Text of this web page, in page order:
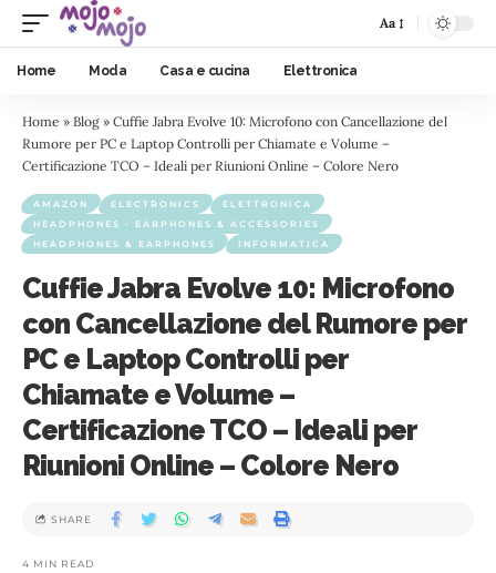
Aa
Home Moda Casa e cucina Elettronica
Home » Blog » Cuffie Jabra Evolve 10: Microfono con Cancellazione del
Rumore per PC e Laptop Controlli per Chiamate e Volume –
Certificazione TCO – Ideali per Riunioni Online – Colore Nero
AMAZON ELECTRONICS
ELETTRONICA
HEADPHONES - EARPHONES & ACCESSORIES
HEADPHONES & EARPHONES
INFORMATICA
Cuffie Jabra Evolve 10: Microfono
con Cancellazione del Rumore per
PC e Laptop Controlli per
Chiamate e Volume –
Certificazione TCO – Ideali per
Riunioni Online – Colore Nero
4 MIN READ
SHARE